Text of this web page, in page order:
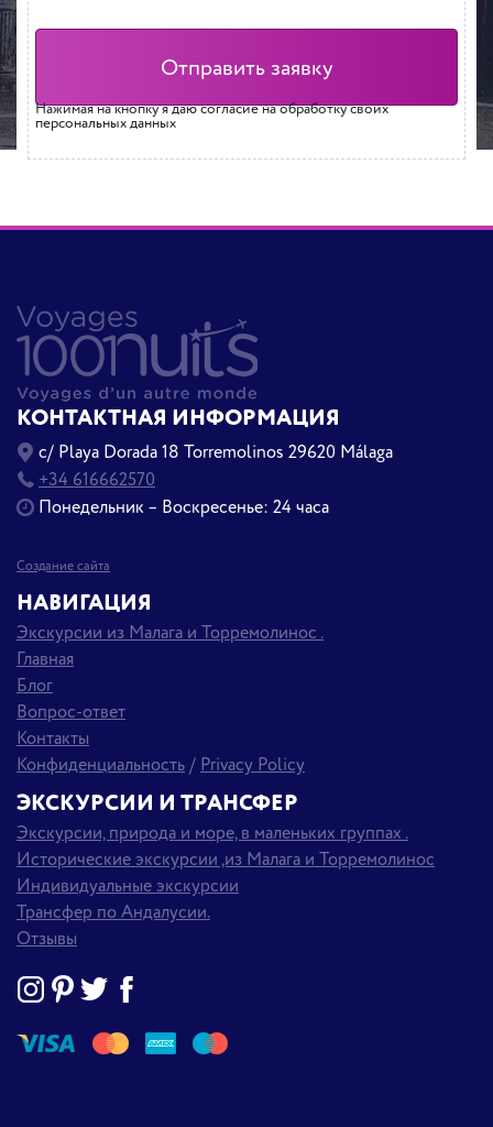
Нажимая на кнопку я даю согласие на обработку своих
персональных данных
КОНТАКТНАЯ ИНФОРМАЦИЯ
c/ Playa Dorada 18 Torremolinos 29620 Málaga
+34 616662570
Понедельник – Воскресенье: 24 часа
Создание сайта
НАВИГАЦИЯ
Экскурсии из Малага и Торремолинос .
Главная
Блог
Вопрос-ответ
Контакты
Конфиденциальность / Privacy Policy
ЭКСКУРСИИ И ТРАНСФЕР
Экскурсии, природа и море, в маленьких группах .
Исторические экскурсии ,из Малага и Торремолинос
Индивидуальные экскурсии
Трансфер по Андалусии.
Отзывы